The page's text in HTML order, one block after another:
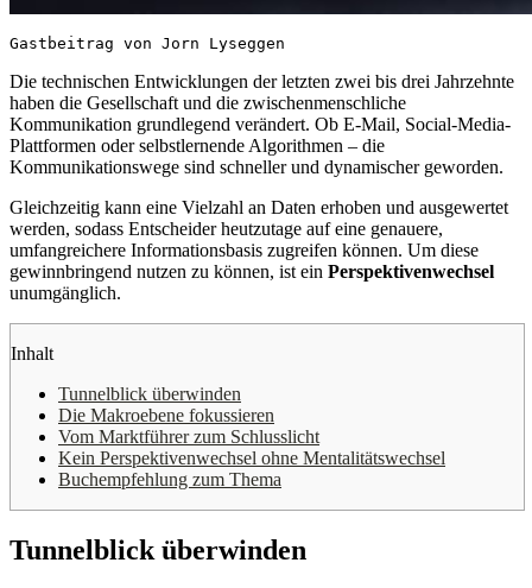
Gastbeitrag von Jorn Lyseggen
Die technischen Entwicklungen der letzten zwei bis drei Jahrzehnte
haben die Gesellschaft und die zwischenmenschliche
Kommunikation grundlegend verändert. Ob E-Mail, Social-Media-
Plattformen oder selbstlernende Algorithmen – die
Kommunikationswege sind schneller und dynamischer geworden.
Gleichzeitig kann eine Vielzahl an Daten erhoben und ausgewertet
werden, sodass Entscheider heutzutage auf eine genauere,
umfangreichere Informationsbasis zugreifen können. Um diese
gewinnbringend nutzen zu können, ist ein Perspektivenwechsel
unumgänglich.
Inhalt
Tunnelblick überwinden
Die Makroebene fokussieren
Vom Marktführer zum Schlusslicht
Kein Perspektivenwechsel ohne Mentalitätswechsel
Buchempfehlung zum Thema
Tunnelblick überwinden